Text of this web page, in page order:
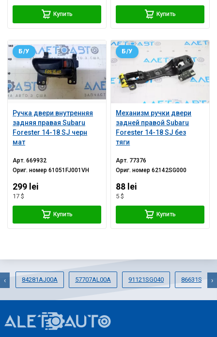
Купить Купить
Ручка двери внутренняя
задняя правая Subaru
Forester 14-18 SJ черн
мат
Б/У
Арт.669932
Ориг. номер61051FJ001VH
299 lei
17 $
Купить
Механизм ручки двери
задней правой Subaru
Forester 14-18 SJ без
тяги
Б/У
Арт. 77376
Ориг. номер62142SG000
88 lei
5 $
Купить
84281AJ00A 57707AL00A 91121SG040 86631SG020
‹ ›